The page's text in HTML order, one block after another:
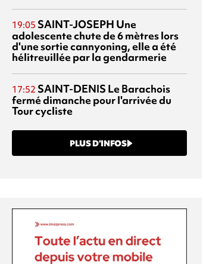
19:05 SAINT-JOSEPH Une
adolescente chute de 6 mètres lors
d'une sortie cannyoning, elle a été
hélitreuillée par la gendarmerie
17:52 SAINT-DENIS Le Barachois
fermé dimanche pour l'arrivée du
Tour cycliste
PLUS D’INFOS